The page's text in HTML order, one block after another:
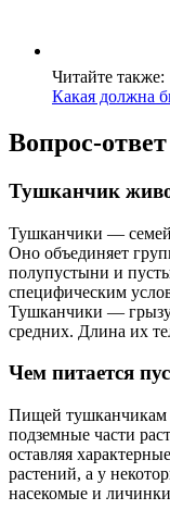
Читайте также:
Какая должна
Вопрос-ответ
Тушканчик
Тушканчики —
Оно объединяет
полупустыни и
специфическим
Тушканчики —
средних. Длина их
Чем питается
Пищей тушканчикам
подземные части
оставляя
растений, а у
насекомые и